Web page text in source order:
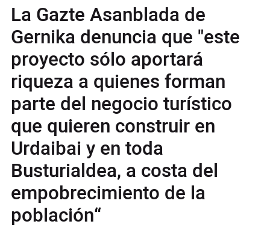
La Gazte Asanblada de
Gernika denuncia que "este
proyecto sólo aportará
riqueza a quienes forman
parte del negocio turístico
que quieren construir en
Urdaibai y en toda
Busturialdea, a costa del
empobrecimiento de la
población“